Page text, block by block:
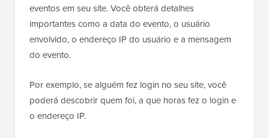
eventos em seu site. Você obterá detalhes
importantes como a data do evento, o usuário
envolvido, o endereço IP do usuário e a mensagem
do evento.
Por exemplo, se alguém fez login no seu site, você
poderá descobrir quem foi, a que horas fez o login e
o endereço IP.